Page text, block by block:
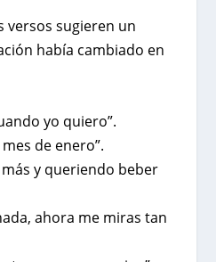
versos sugieren un
había cambiado en
yo quiero”.
de enero”.
y queriendo beber
ahora me miras tan